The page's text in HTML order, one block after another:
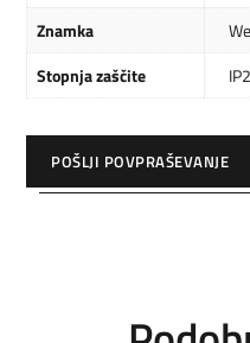
Znamka
Stopnja zaščite
POŠLJI POVPRAŠEVANJE